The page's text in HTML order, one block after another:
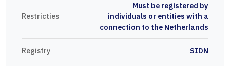
Restricties
Must be registered by
individuals or entities with a
connection to the Netherlands
Registry SIDN